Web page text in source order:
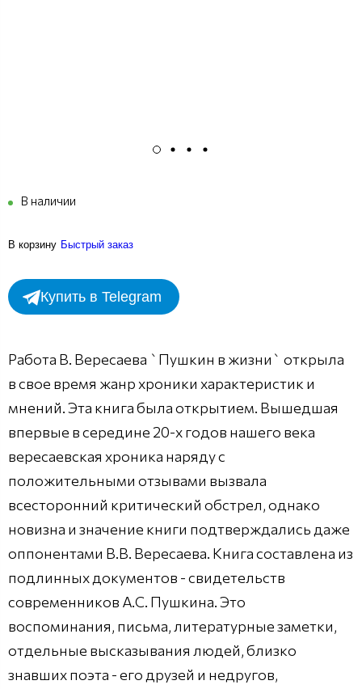
В наличии
В корзину Быстрый заказ
Купить в Telegram
Работа В. Вересаева `Пушкин в жизни` открыла
в свое время жанр хроники характеристик и
мнений. Эта книга была открытием. Вышедшая
впервые в середине 20-х годов нашего века
вересаевская хроника наряду с
положительными отзывами вызвала
всесторонний критический обстрел, однако
новизна и значение книги подтверждались даже
оппонентами В.В. Вересаева. Книга составлена из
подлинных документов - свидетельств
современников А.С. Пушкина. Это
воспоминания, письма, литературные заметки,
отдельные высказывания людей, близко
знавших поэта - его друзей и недругов,